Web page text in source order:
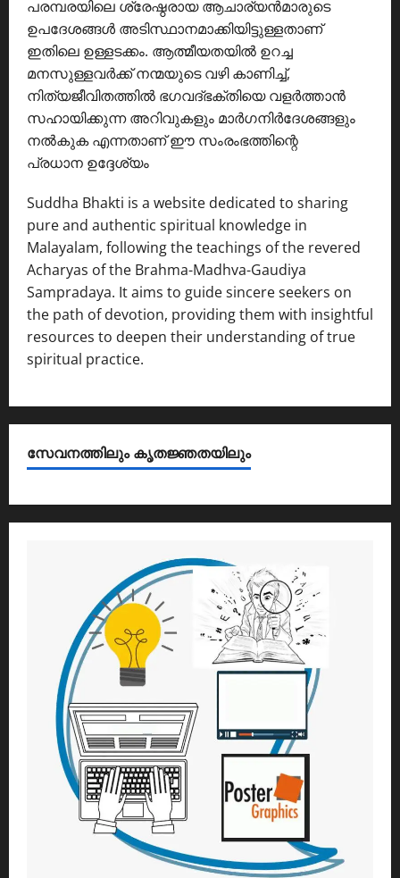
പരമ്പരയിലെ ശ്രേഷ്ഠരായ ആചാര്യൻമാരുടെ
ഉപദേശങ്ങൾ അടിസ്ഥാനമാക്കിയിട്ടുള്ളതാണ്
ഇതിലെ ഉള്ളടക്കം. ആത്മീയതയിൽ ഉറച്ച
മനസുള്ളവർക്ക് നന്മയുടെ വഴി കാണിച്ച്,
നിത്യജീവിതത്തിൽ ഭഗവദ്ഭക്തിയെ വളർത്താൻ
സഹായിക്കുന്ന അറിവുകളും മാർഗനിർദേശങ്ങളും
നൽകുക എന്നതാണ് ഈ സംരംഭത്തിന്റെ
പ്രധാന ഉദ്ദേശ്യം
Suddha Bhakti is a website dedicated to sharing
pure and authentic spiritual knowledge in
Malayalam, following the teachings of the revered
Acharyas of the Brahma-Madhva-Gaudiya
Sampradaya. It aims to guide sincere seekers on
the path of devotion, providing them with insightful
resources to deepen their understanding of true
spiritual practice.
സേവനത്തിലും കൃതജ്ഞതയിലും